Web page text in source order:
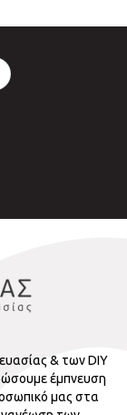
& των DIY
έμπνευση
μας στα